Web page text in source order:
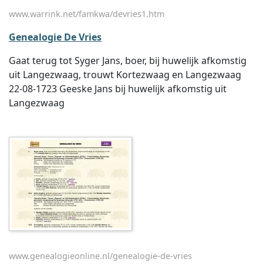
www.warrink.net/famkwa/devries1.htm
Genealogie De Vries
Gaat terug tot Syger Jans, boer, bij huwelijk afkomstig
uit Langezwaag, trouwt Kortezwaag en Langezwaag
22-08-1723 Geeske Jans bij huwelijk afkomstig uit
Langezwaag
www.genealogieonline.nl/genealogie-de-vries